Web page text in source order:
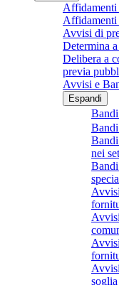
Affidamenti
Affidamenti
Avvisi di
Determina
Delibera a
previa
Avvisi e
Espandi
nei